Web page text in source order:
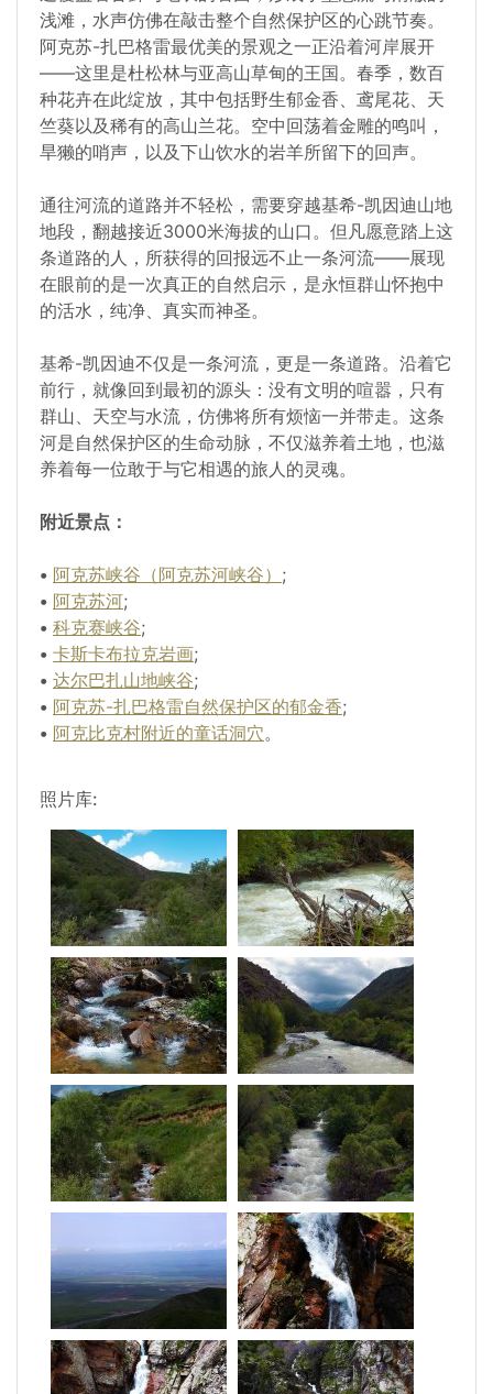
浅滩，水声仿佛在敲击整个自然保护区的心跳节奏。
阿克苏-扎巴格雷最优美的景观之一正沿着河岸展开
——这里是杜松林与亚高山草甸的王国。春季，数百
种花卉在此绽放，其中包括野生郁金香、鸢尾花、天
竺葵以及稀有的高山兰花。空中回荡着金雕的鸣叫，
旱獭的哨声，以及下山饮水的岩羊所留下的回声。
通往河流的道路并不轻松，需要穿越基希-凯因迪山地
地段，翻越接近3000米海拔的山口。但凡愿意踏上这
条道路的人，所获得的回报远不止一条河流——展现
在眼前的是一次真正的自然启示，是永恒群山怀抱中
的活水，纯净、真实而神圣。
基希-凯因迪不仅是一条河流，更是一条道路。沿着它
前行，就像回到最初的源头：没有文明的喧嚣，只有
群山、天空与水流，仿佛将所有烦恼一并带走。这条
河是自然保护区的生命动脉，不仅滋养着土地，也滋
养着每一位敢于与它相遇的旅人的灵魂。
附近景点：
• 阿克苏峡谷（阿克苏河峡谷） ;
• 阿克苏河;
• 科克赛峡谷;
• 卡斯卡布拉克岩画;
• 达尔巴扎山地峡谷;
• 阿克苏-扎巴格雷自然保护区的郁金香;
• 阿克比克村附近的童话洞穴。
照片库: